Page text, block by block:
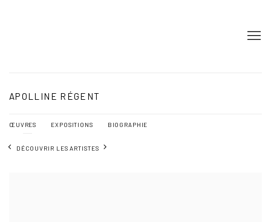
APOLLINE RÉGENT
ŒUVRES EXPOSITIONS BIOGRAPHIE
DÉCOUVRIR LES ARTISTES